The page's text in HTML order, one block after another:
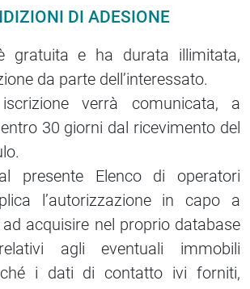
DI ADESIONE
gratuita e ha durata illimitata,
da parte dell’interessato.
verrà comunicata, a
30 giorni dal ricevimento del
presente Elenco di operatori
l’autorizzazione in capo a
ad acquisire nel proprio database
agli eventuali immobili
i dati di contatto ivi forniti,